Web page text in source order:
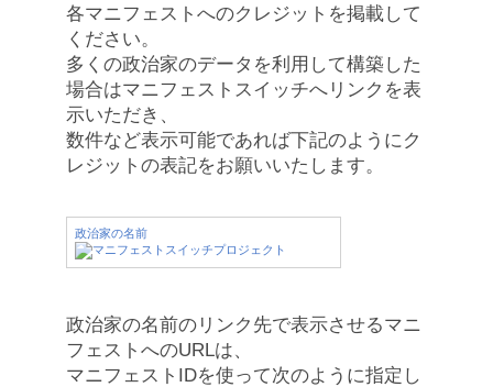
各マニフェストへのクレジットを掲載して
ください。
多くの政治家のデータを利用して構築した
場合はマニフェストスイッチへリンクを表
示いただき、
数件など表示可能であれば下記のようにク
レジットの表記をお願いいたします。
政治家の名前
政治家の名前のリンク先で表示させるマニ
フェストへのURLは、
マニフェストIDを使って次のように指定し